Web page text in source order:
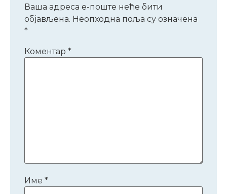
Ваша адреса е-поште неће бити
објављена. Неопходна поља су означена
*
Коментар *
Име *